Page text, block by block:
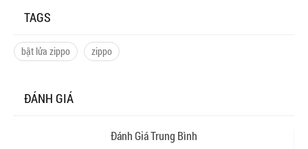
TAGS
bật lửa zippo zippo
ĐÁNH GIÁ
Đánh Giá Trung Bình